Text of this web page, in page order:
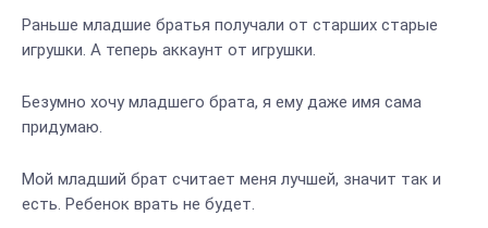
Раньше младшие братья получали от старших старые
игрушки. А теперь аккаунт от игрушки.
Безумно хочу младшего брата, я ему даже имя сама
придумаю.
Мой младший брат считает меня лучшей, значит так и
есть. Ребенок врать не будет.